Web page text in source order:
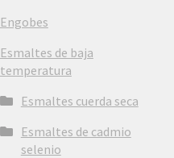
Engobes
Esmaltes de baja
temperatura
Esmaltes cuerda seca
Esmaltes de cadmio
selenio